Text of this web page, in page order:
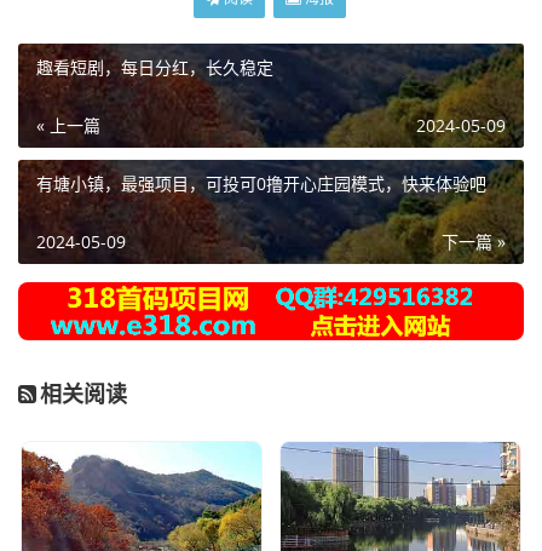
趣看短剧，每日分红，长久稳定
« 上一篇 2024-05-09
有塘小镇，最强项目，可投可0撸开心庄园模式，快来体验吧
下一篇 »
2024-05-09
相关阅读